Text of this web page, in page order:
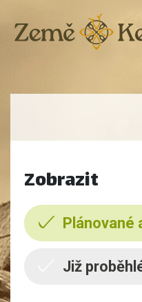
Zobrazit
Plánované
Již